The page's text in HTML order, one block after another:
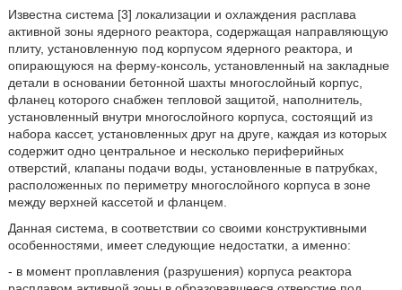
Известна система [3] локализации и охлаждения расплава
активной зоны ядерного реактора, содержащая направляющую
плиту, установленную под корпусом ядерного реактора, и
опирающуюся на ферму-консоль, установленный на закладные
детали в основании бетонной шахты многослойный корпус,
фланец которого снабжен тепловой защитой, наполнитель,
установленный внутри многослойного корпуса, состоящий из
набора кассет, установленных друг на друге, каждая из которых
содержит одно центральное и несколько периферийных
отверстий, клапаны подачи воды, установленные в патрубках,
расположенных по периметру многослойного корпуса в зоне
между верхней кассетой и фланцем.
Данная система, в соответствии со своими конструктивными
особенностями, имеет следующие недостатки, а именно:
- в момент проплавления (разрушения) корпуса реактора